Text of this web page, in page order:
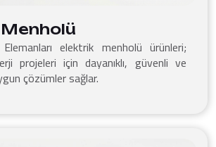
elektrik menholü ürünleri;
projeleri için dayanıklı, güvenli ve
çözümler sağlar.